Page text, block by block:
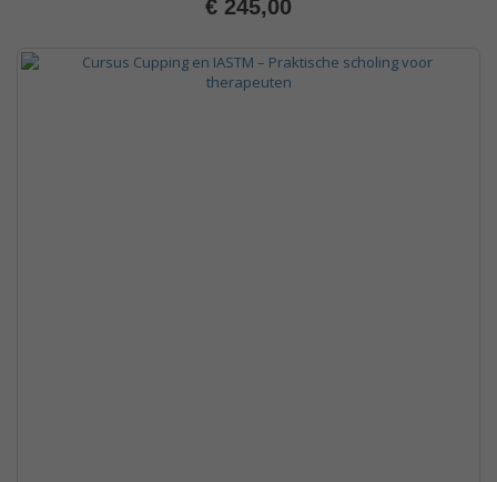
€ 245,00